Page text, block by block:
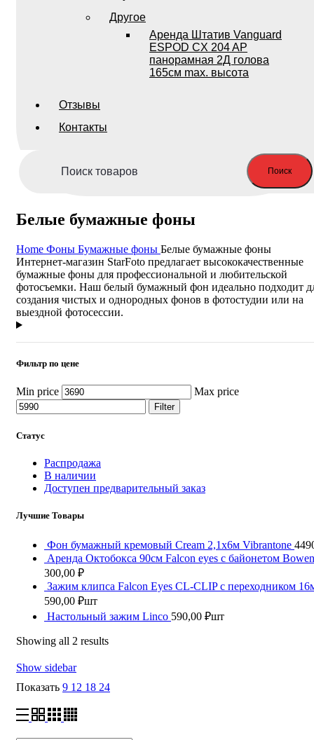
Другое
Аренда Штатив Vanguard
ESPOD CX 204 AP
панорамная 2Д голова
165см max. высота
Отзывы
Контакты
Поиск
Белые бумажные фоны
Home Фоны Бумажные фоны Белые бумажные фоны
Интернет-магазин StarFoto предлагает высококачественные
бумажные фоны для профессиональной и любительской
фотосъемки. Наш белый бумажный фон идеально подходит
создания чистых и однородных фонов в фотостудии или на
выездной фотосессии.
Фильтр по цене
Min price Max price
Filter
Статус
Распродажа
В наличии
Доступен предварительный заказ
Лучшие Товары
Фон бумажный кремовый Cream 2,1x6м Vibrantone
Аренда Октобокса 90см Falcon eyes с байонетом
300,00 ₽
Зажим клипса Falcon Eyes CL-CLIP c переходником
590,00 ₽шт
Настольный зажим Linco 590,00 ₽шт
Showing all 2 results
Show sidebar
Показать 9 12 18 24